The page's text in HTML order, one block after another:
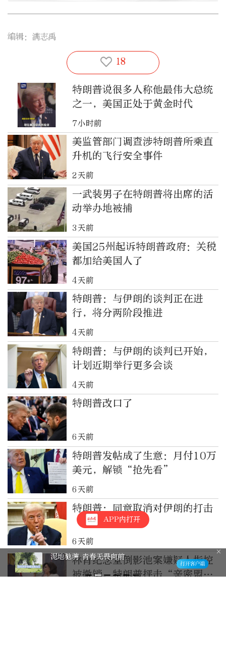
编辑：满志禹
18
特朗普说很多人称他最伟大总统
之一，美国正处于黄金时代
7小时前
美监管部门调查涉特朗普所乘直
升机的飞行安全事件
2天前
一武装男子在特朗普将出席的活
动举办地被捕
3天前
美国25州起诉特朗普政府：关税
都加给美国人了
4天前
特朗普：与伊朗的谈判正在进
行，将分两阶段推进
4天前
特朗普：与伊朗的谈判已开始，
计划近期举行更多会谈
4天前
特朗普改口了
6天前
特朗普发帖成了生意：月付10万
美元，解锁“抢先看”
6天前
特朗普：同意取消对伊朗的打击
6天前
林肯纪念堂倒影池案嫌疑人指控
被撤销，特朗普抨击“亲密盟
APP内打开
泥地驰骋 青春无畏向前